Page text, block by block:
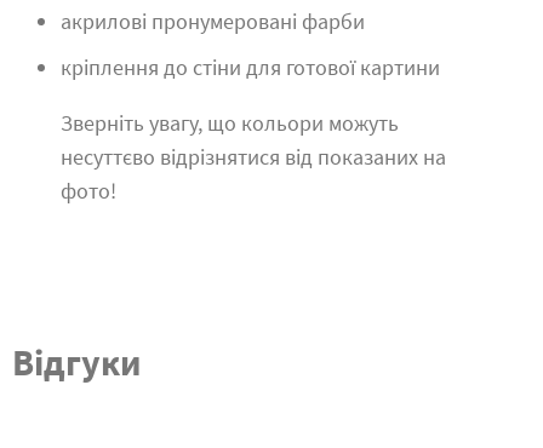
акрилові пронумеровані фарби
кріплення до стіни для готової картини
Зверніть увагу, що кольори можуть
несуттєво відрізнятися від показаних на
фото!
Відгуки